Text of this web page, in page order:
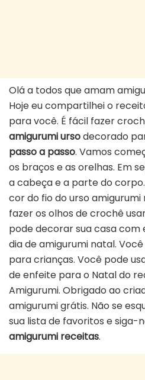
Olá a todos que amam
Hoje eu compartilhei o
para você. É fácil fazer
amigurumi ursodecorado
passo a passo. Vamos
os braços e as orelhas. Em
a cabeça e a parte do
cor do fio do urso
fazer os olhos de crochê
pode decorar sua casa com
dia de amigurumi natal.
para crianças. Você pode
de enfeite para o Natal do
Amigurumi. Obrigado ao
amigurumi grátis. Não se
sua lista de favoritos e siga-
amigurumi receitas.